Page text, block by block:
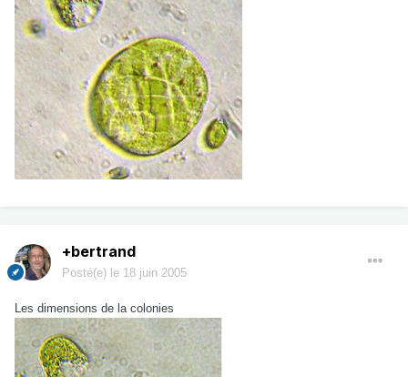
+bertrand
Posté(e) le 18 juin 2005
Les dimensions de la colonies